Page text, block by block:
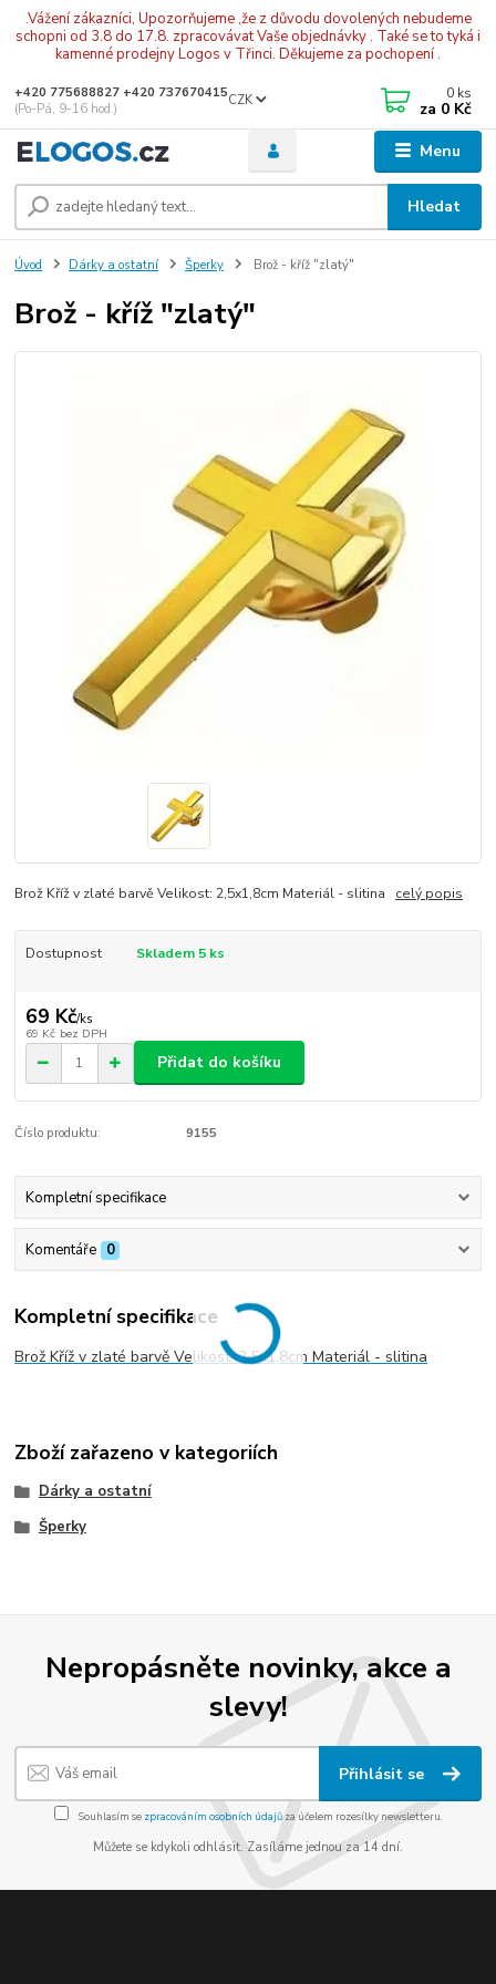
.Vážení zákazníci, Upozorňujeme ,že z důvodu dovolených nebudeme
schopni od 3.8 do 17.8. zpracovávat Vaše objednávky . Také se to tyká i
kamenné prodejny Logos v Třinci. Děkujeme za pochopení .
Menu
CZK
Hledat
+420 775688827 +420 737670415
(Po-Pá, 9-16 hod.)
0 ks
za 0 Kč
Úvod Dárky a ostatní Šperky Brož - kříž "zlatý"
Brož - kříž "zlatý"
Brož Kříž v zlaté barvě Velikost: 2,5x1,8cm Materiál - slitina celý popis
Dostupnost Skladem 5 ks
69 Kč/ks
69 Kč bez DPH
Přidat do košíku
Číslo produktu: 9155
Kompletní specifikace
Komentáře 0
Kompletní specifikace
Brož Kříž v zlaté barvě Velikost: 2,5x1,8cm Materiál - slitina
Zboží zařazeno v kategoriích
Dárky a ostatní
Šperky
Nepropásněte novinky, akce a
slevy!
Přihlásit se
Souhlasím se zpracováním osobních údajůza účelem rozesílky newsletteru.
Můžete se kdykoli odhlásit. Zasíláme jednou za 14 dní.